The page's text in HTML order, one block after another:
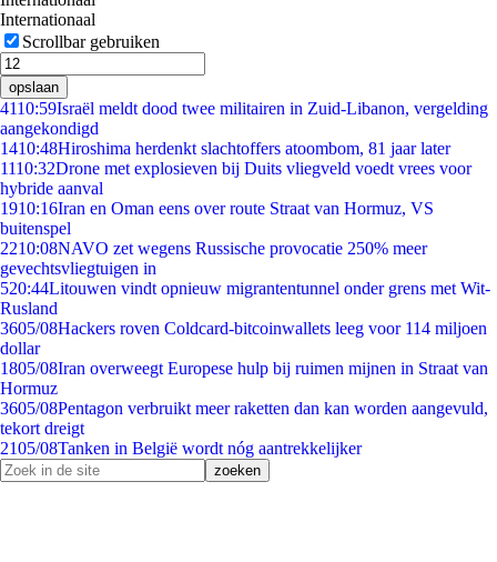
Internationaal
Scrollbar gebruiken
opslaan
4110:59Israël meldt dood twee militairen in Zuid-Libanon, vergelding
aangekondigd
1410:48Hiroshima herdenkt slachtoffers atoombom, 81 jaar later
1110:32Drone met explosieven bij Duits vliegveld voedt vrees voor
hybride aanval
1910:16Iran en Oman eens over route Straat van Hormuz, VS
buitenspel
2210:08NAVO zet wegens Russische provocatie 250% meer
gevechtsvliegtuigen in
520:44Litouwen vindt opnieuw migrantentunnel onder grens met Wit-
Rusland
3605/08Hackers roven Coldcard-bitcoinwallets leeg voor 114 miljoen
dollar
1805/08Iran overweegt Europese hulp bij ruimen mijnen in Straat van
Hormuz
3605/08Pentagon verbruikt meer raketten dan kan worden aangevuld,
tekort dreigt
2105/08Tanken in België wordt nóg aantrekkelijker